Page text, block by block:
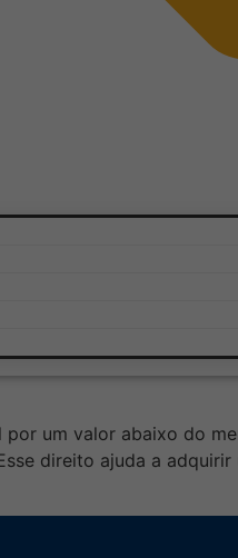
em
um valor abaixo do
direito ajuda a